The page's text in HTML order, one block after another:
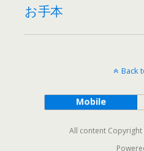
お手本
Back
Mobile
All content Copyright